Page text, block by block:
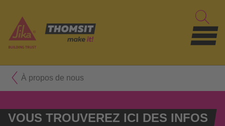
À propos de nous
VOUS TROUVEREZ ICI DES INFOS